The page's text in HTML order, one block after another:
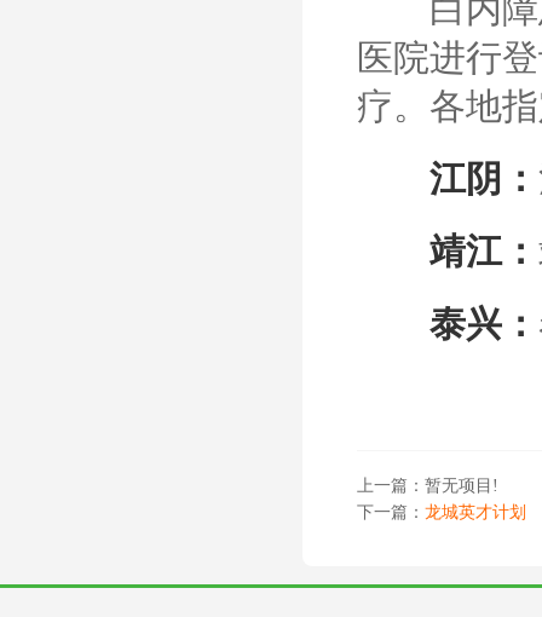
白内障患
医院进行
疗。各地
江阴：
靖江：
泰兴：
上一篇： 暂无项目!
下一篇： 龙城英才计划